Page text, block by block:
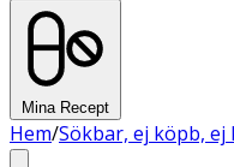
Mina Recept
Hem/Sökbar, ej köpb, ej